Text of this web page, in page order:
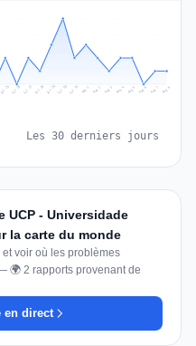
Jul 25 Jul 26 Jul 27 Jul 28 Jul 29 Jul 30 Jul 31 Aug 1 Aug 2 Aug 3 Aug 4 Aug 5 Aug 6 Aug 7 Aug 8
Les 30 derniers jours
UCP - Universidade
la carte du monde
voir où les problèmes
🌍 2 rapports provenant de
en direct